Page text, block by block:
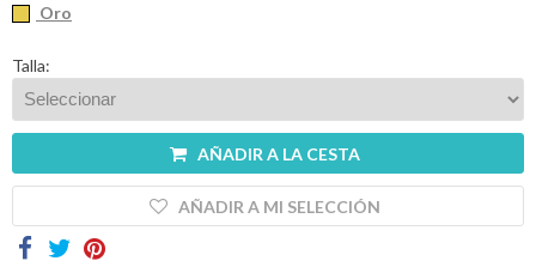
Oro
Talla:
AÑADIR A LA CESTA
AÑADIR A MI SELECCIÓN